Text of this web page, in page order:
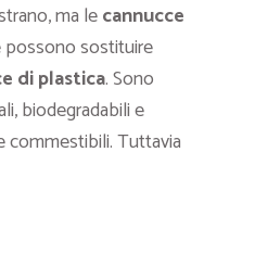
ma lecannucce
possono sostituire
di plastica. Sono
biodegradabili e
commestibili. Tuttavia